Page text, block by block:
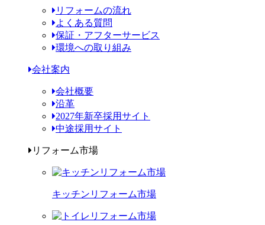
リフォームの流れ
よくある質問
保証・アフターサービス
環境への取り組み
会社案内
会社概要
沿革
2027年新卒採用サイト
中途採用サイト
リフォーム市場
キッチンリフォーム市場